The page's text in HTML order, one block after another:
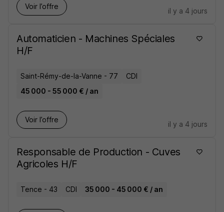
Voir l’offre
il y a 4 jours
Automaticien - Machines Spéciales
H/F
Saint-Rémy-de-la-Vanne - 77
CDI
45 000 - 55 000 € / an
Voir l’offre
il y a 4 jours
Responsable de Production - Cuves
Agricoles H/F
Tence - 43 CDI 35 000 - 45 000 € / an